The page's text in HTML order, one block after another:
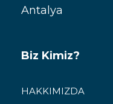
Antalya
Biz Kimiz?
HAKKIMIZDA